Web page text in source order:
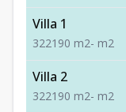
Villa 1
322190 m2- m2
Villa 2
322190 m2- m2